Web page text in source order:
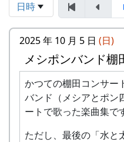
日時
2025 年 10 月 5 日 (日)
メシポンバンド棚
かつての棚田コンサー
バンド（メシアとポン
ートで歌った楽曲集で
ただし、最後の「水と